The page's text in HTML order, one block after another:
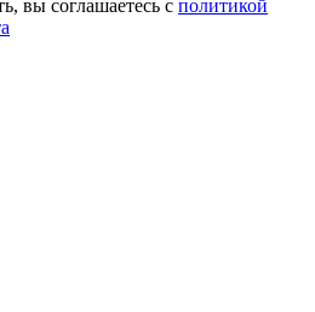
вы соглашаетесь с политикой